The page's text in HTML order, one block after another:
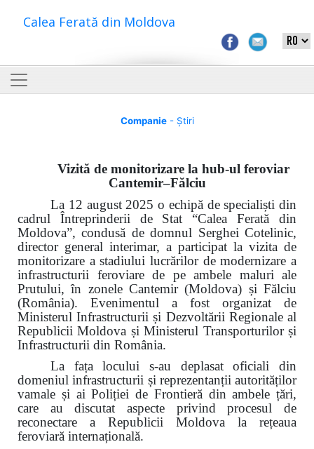
Calea Ferată din Moldova
Companie- Știri
Vizită de monitorizare la hub-ul feroviar
Cantemir–Fălciu
La 12 august 2025 o echipă de specialiști din
cadrul Întreprinderii de Stat “Calea Ferată din
Moldova”, condusă de domnul Serghei Cotelinic,
director general interimar, a participat la vizita de
monitorizare a stadiului lucrărilor de modernizare a
infrastructurii feroviare de pe ambele maluri ale
Prutului, în zonele Cantemir (Moldova) și Fălciu
(România). Evenimentul a fost organizat de
Ministerul Infrastructurii și Dezvoltării Regionale al
Republicii Moldova și Ministerul Transporturilor și
Infrastructurii din România.
La fața locului s-au deplasat oficiali din
domeniul infrastructurii și reprezentanții autorităților
vamale și ai Poliției de Frontieră din ambele țări,
care au discutat aspecte privind procesul de
reconectare a Republicii Moldova la rețeaua
feroviară internațională.